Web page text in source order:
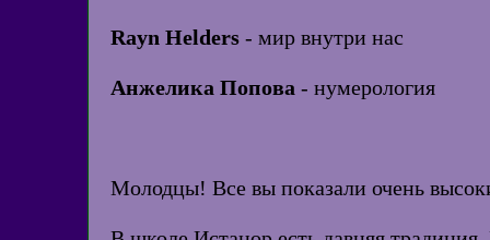
Rayn Helders - мир внутри нас
Анжелика Попова - нумерология
Молодцы! Все вы показали очень